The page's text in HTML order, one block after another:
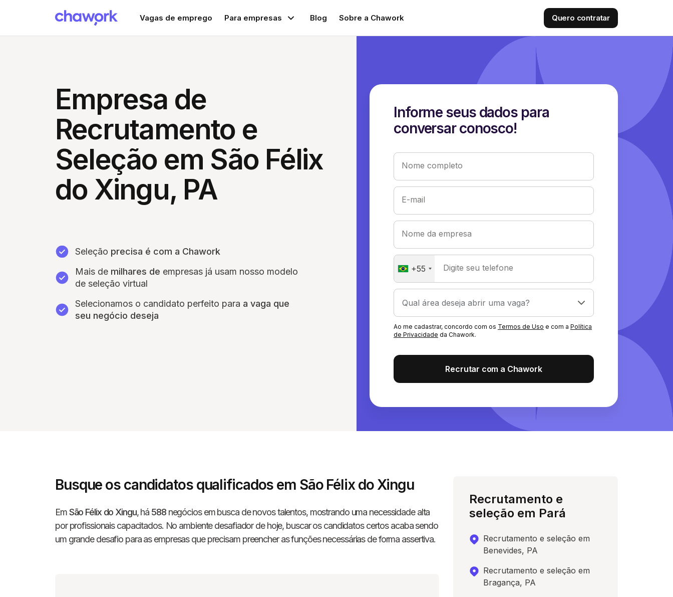
Vagas de emprego Para empresas Blog Sobre a Chawork Quero contratar
Empresa de
Recrutamento e
Seleção em São Félix
do Xingu, PA
Seleção precisa é com a Chawork
Mais de milhares de empresas já usam nosso modelo
de seleção virtual
Selecionamos o candidato perfeito para a vaga que
seu negócio deseja
Informe seus dados para
conversar conosco!
Nome completo
E-mail
Nome da empresa
+55 Digite seu telefone
Ao me cadastrar, concordo com os Termos de Uso e com a Política
de Privacidade da Chawork.
Recrutar com a Chawork
Busque os candidatos qualificados em São Félix do Xingu
EmSão Félix do Xingu, há 588negócios em busca de novos talentos, mostrando uma necessidade alta
por profissionais capacitados. No ambiente desafiador de hoje, buscar os candidatos certos acaba sendo
um grande desafio para as empresas que precisam preencher as funções necessárias de forma assertiva.
Recrutamento e
seleção em Pará
Recrutamento e seleção em
Benevides, PA
Recrutamento e seleção em
Bragança, PA